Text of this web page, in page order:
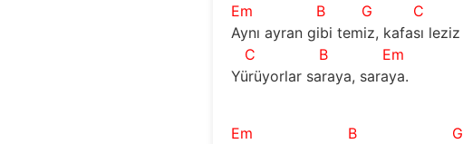
Em
B G C
Aynı ayran gibi temiz, kafası leziz
C
B
Em
Yürüyorlar saraya, saraya.
Em B
G